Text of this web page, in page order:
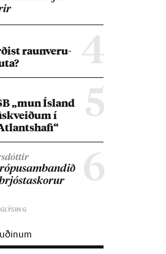
4
raun­veru­
5
„mun Ís­land
í
6